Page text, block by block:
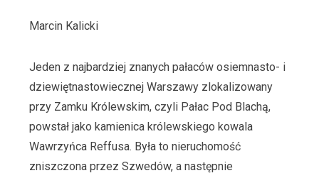
Marcin Kalicki
Jeden z najbardziej znanych pałaców osiemnasto- i
dziewiętnastowiecznej Warszawy zlokalizowany
przy Zamku Królewskim, czyli Pałac Pod Blachą,
powstał jako kamienica królewskiego kowala
Wawrzyńca Reffusa. Była to nieruchomość
zniszczona przez Szwedów, a następnie